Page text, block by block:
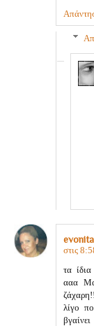
evonita
στις
τα
ααα
λίγο